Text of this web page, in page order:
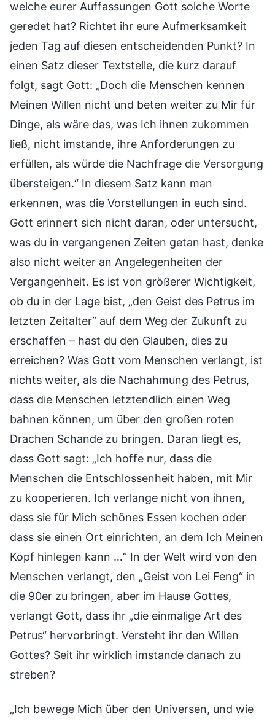
welche eurer Auffassungen Gott solche Worte
geredet hat? Richtet ihr eure Aufmerksamkeit
jeden Tag auf diesen entscheidenden Punkt? In
einen Satz dieser Textstelle, die kurz darauf
folgt, sagt Gott: „Doch die Menschen kennen
Meinen Willen nicht und beten weiter zu Mir für
Dinge, als wäre das, was Ich ihnen zukommen
ließ, nicht imstande, ihre Anforderungen zu
erfüllen, als würde die Nachfrage die Versorgung
übersteigen.“ In diesem Satz kann man
erkennen, was die Vorstellungen in euch sind.
Gott erinnert sich nicht daran, oder untersucht,
was du in vergangenen Zeiten getan hast, denke
also nicht weiter an Angelegenheiten der
Vergangenheit. Es ist von größerer Wichtigkeit,
ob du in der Lage bist, „den Geist des Petrus im
letzten Zeitalter“ auf dem Weg der Zukunft zu
erschaffen – hast du den Glauben, dies zu
erreichen? Was Gott vom Menschen verlangt, ist
nichts weiter, als die Nachahmung des Petrus,
dass die Menschen letztendlich einen Weg
bahnen können, um über den großen roten
Drachen Schande zu bringen. Daran liegt es,
dass Gott sagt: „Ich hoffe nur, dass die
Menschen die Entschlossenheit haben, mit Mir
zu kooperieren. Ich verlange nicht von ihnen,
dass sie für Mich schönes Essen kochen oder
dass sie einen Ort einrichten, an dem Ich Meinen
Kopf hinlegen kann …“ In der Welt wird von den
Menschen verlangt, den „Geist von Lei Feng“ in
die 90er zu bringen, aber im Hause Gottes,
verlangt Gott, dass ihr „die einmalige Art des
Petrus“ hervorbringt. Versteht ihr den Willen
Gottes? Seit ihr wirklich imstande danach zu
streben?
„Ich bewege Mich über den Universen, und wie